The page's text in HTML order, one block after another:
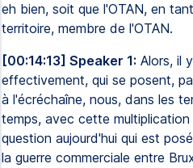
eh bien, soit que l'OTAN, en
territoire, membre de l'OTAN.
[00:14:13] Speaker 1: Alors, il
effectivement, qui se posent,
à l'écréchaîne, nous, dans les
temps, avec cette
question aujourd'hui qui est
la guerre commerciale entre